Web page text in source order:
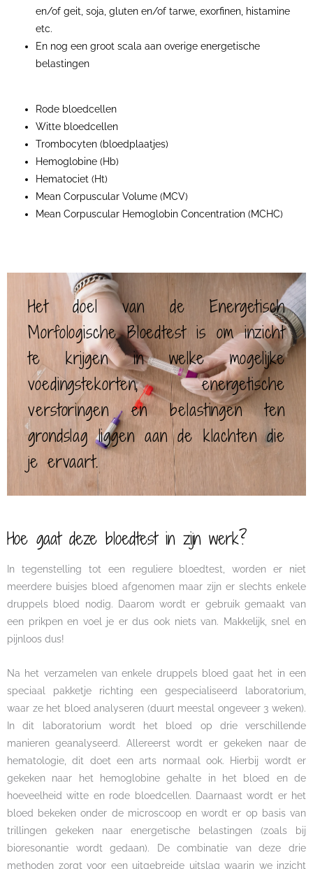
en/of geit, soja, gluten en/of tarwe, exorfinen, histamine
etc.
En nog een groot scala aan overige energetische
belastingen
Rode bloedcellen
Witte bloedcellen
Trombocyten (bloedplaatjes)
Hemoglobine (Hb)
Hematociet (Ht)
Mean Corpuscular Volume (MCV)
Mean Corpuscular Hemoglobin Concentration (MCHC)
Het doel van de Energetisch
Morfologische Bloedtest is om inzicht
te krijgen in welke mogelijke
voedingstekorten, energetische
verstoringen en belastingen ten
grondslag liggen aan de klachten die
je ervaart.
Hoe gaat deze bloedtest in zijn werk?
In tegenstelling tot een reguliere bloedtest, worden er niet
meerdere buisjes bloed afgenomen maar zijn er slechts enkele
druppels bloed nodig. Daarom wordt er gebruik gemaakt van
een prikpen en voel je er dus ook niets van. Makkelijk, snel en
pijnloos dus!
Na het verzamelen van enkele druppels bloed gaat het in een
speciaal pakketje richting een gespecialiseerd laboratorium,
waar ze het bloed analyseren (duurt meestal ongeveer 3 weken).
In dit laboratorium wordt het bloed op drie verschillende
manieren geanalyseerd. Allereerst wordt er gekeken naar de
hematologie, dit doet een arts normaal ook. Hierbij wordt er
gekeken naar het hemoglobine gehalte in het bloed en de
hoeveelheid witte en rode bloedcellen. Daarnaast wordt er het
bloed bekeken onder de microscoop en wordt er op basis van
trillingen gekeken naar energetische belastingen (zoals bij
bioresonantie wordt gedaan). De combinatie van deze drie
methoden zorgt voor een uitgebreide uitslag waarin we inzicht